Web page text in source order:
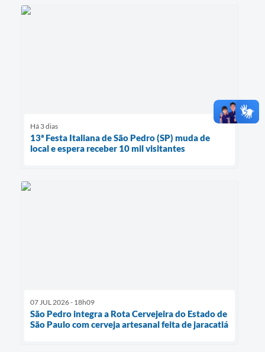
Há 3 dias
13ª Festa Italiana de São Pedro (SP) muda de
local e espera receber 10 mil visitantes
07 JUL 2026 - 18h09
São Pedro integra a Rota Cervejeira do Estado de
São Paulo com cerveja artesanal feita de jaracatiá